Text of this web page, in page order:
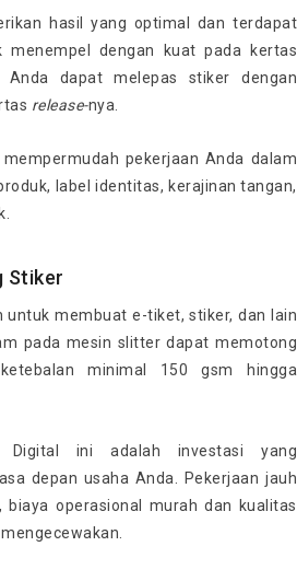
hasil yang optimal dan terdapat
menempel dengan kuat pada kertas
Anda dapat melepas stiker dengan
release-nya.
pekerjaan Anda dalam
label identitas, kerajinan tangan,
Stiker
untuk membuat e-tiket, stiker, dan lain
pada mesin slitter dapat memotong
minimal 150 gsm hingga
Digital ini adalah investasi yang
depan usaha Anda. Pekerjaan jauh
biaya operasional murah dan kualitas